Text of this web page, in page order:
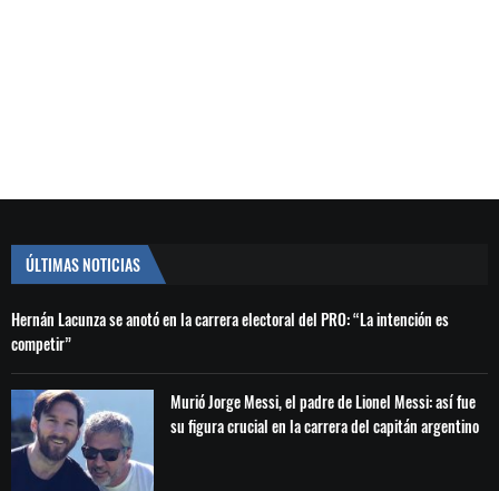
ÚLTIMAS NOTICIAS
Hernán Lacunza se anotó en la carrera electoral del PRO: “La intención es
competir”
Murió Jorge Messi, el padre de Lionel Messi: así fue
su figura crucial en la carrera del capitán argentino